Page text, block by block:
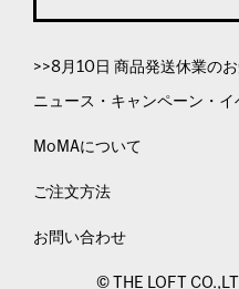
>>8月10日 商品発送休業の
ニュース・キャンペーン・イ
MoMAについて
ご注文方法
お問い合わせ
© THE LOFT